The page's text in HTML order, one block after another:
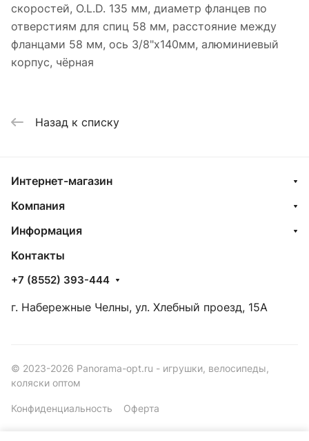
скоростей, O.L.D. 135 мм, диаметр фланцев по
отверстиям для спиц 58 мм, расстояние между
фланцами 58 мм, ось 3/8"х140мм, алюминиевый
корпус, чёрная
Назад к списку
Интернет-магазин
Компания
Информация
Контакты
+7 (8552) 393-444
г. Набережные Челны, ул. Хлебный проезд, 15А
© 2023-2026 Panorama-opt.ru - игрушки, велосипеды,
коляски оптом
Конфиденциальность Оферта